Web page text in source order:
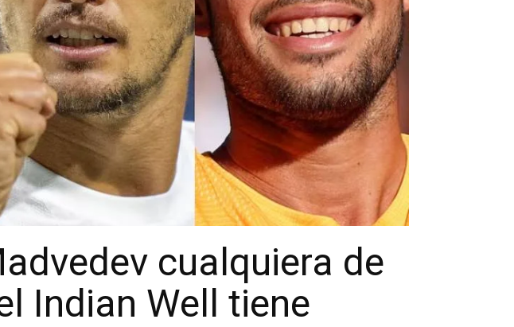
cualquiera de
Indian Well tiene